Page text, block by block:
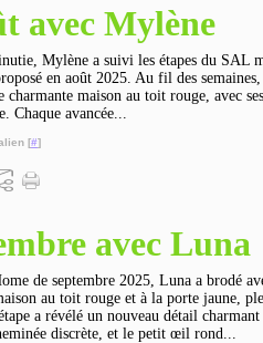
avec Mylène
Mylène a suivi les étapes du SAL
en août 2025. Au fil des
maison au toit rouge, avec
Chaque avancée...
[#]
avec Luna
de septembre 2025, Luna a brodé
au toit rouge et à la porte jaune,
a révélé un nouveau détail
discrète, et le petit œil rond...